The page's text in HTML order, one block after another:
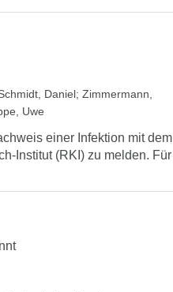
Daniel; Zimmermann,
Uwe
einer Infektion mit dem
Institut (RKI) zu melden. Für